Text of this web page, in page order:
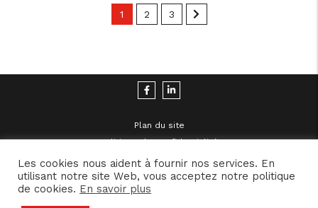
1 2 3
Plan du site
Politique de Confidentialité
Mentions Légales
Les cookies nous aident à fournir nos services. En
utilisant notre site Web, vous acceptez notre politique
de cookies. En savoir plus